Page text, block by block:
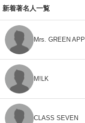
新着著名人一覧
Mrs. GREEN
M!LK
CLASS SEVEN